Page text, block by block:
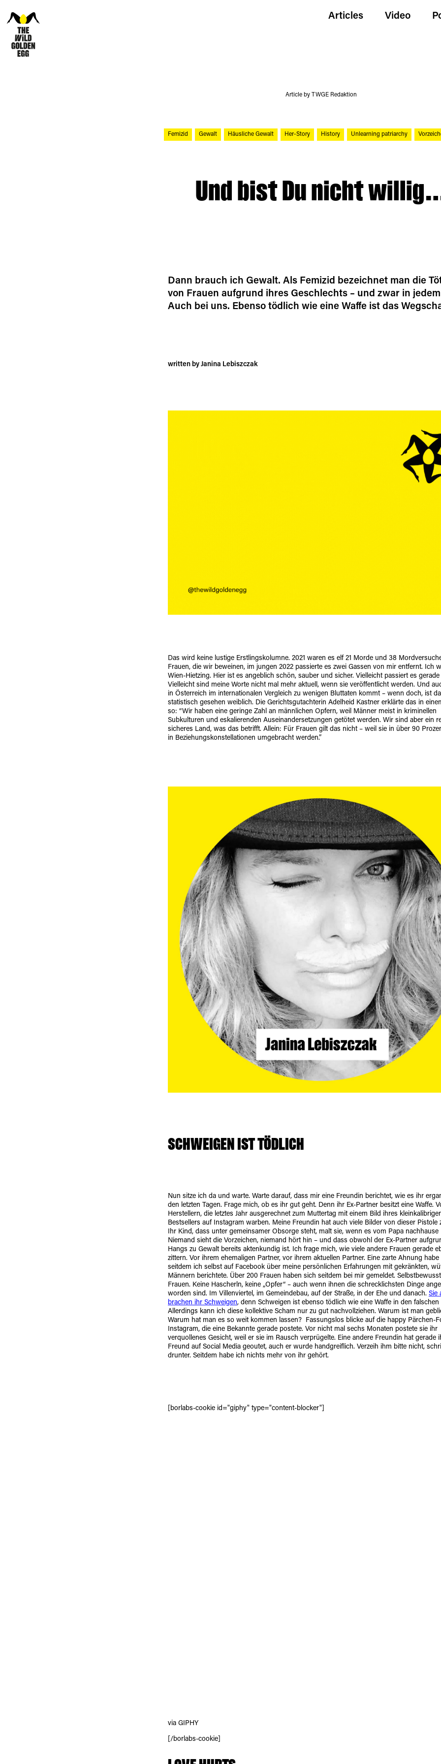
Articles Video
Article by TWGE Redaktion
Femizid Gewalt Häusliche Gewalt Her-Story History Unlearning patriarchy
Und bist Du nicht
Dann brauch ich Gewalt. Als Femizid bezeichnet man die
von Frauen aufgrund ihres Geschlechts – und zwar in
Auch bei uns. Ebenso tödlich wie eine Waffe ist das
written by Janina Lebiszczak
Das wird keine lustige Erstlingskolumne. 2021 waren es elf 21 Morde und 38
Frauen, die wir beweinen, im jungen 2022 passierte es zwei Gassen von mir entfernt. Ich
Wien-Hietzing. Hier ist es angeblich schön, sauber und sicher. Vielleicht passiert es gerade
Vielleicht sind meine Worte nicht mal mehr aktuell, wenn sie veröffentlicht werden. Und
in Österreich im internationalen Vergleich zu wenigen Bluttaten kommt – wenn doch, ist
statistisch gesehen weiblich. Die Gerichtsgutachterin Adelheid Kastner erklärte das in
so: “Wir haben eine geringe Zahl an männlichen Opfern, weil Männer meist in kriminellen
Subkulturen und eskalierenden Auseinandersetzungen getötet werden. Wir sind aber ein
sicheres Land, was das betrifft. Allein: Für Frauen gilt das nicht – weil sie in über 90
in Beziehungskonstellationen umgebracht werden.”
SCHWEIGEN IST TÖDLICH
Nun sitze ich da und warte. Warte darauf, dass mir eine Freundin berichtet, wie es ihr
den letzten Tagen. Frage mich, ob es ihr gut geht. Denn ihr Ex-Partner besitzt eine Waffe.
Herstellern, die letztes Jahr ausgerechnet zum Muttertag mit einem Bild ihres
Bestsellers auf Instagram warben. Meine Freundin hat auch viele Bilder von dieser Pistole
Ihr Kind, dass unter gemeinsamer Obsorge steht, malt sie, wenn es vom Papa nachhause
Niemand sieht die Vorzeichen, niemand hört hin – und dass obwohl der Ex-Partner
Hangs zu Gewalt bereits aktenkundig ist. Ich frage mich, wie viele andere Frauen gerade
zittern. Vor ihrem ehemaligen Partner, vor ihrem aktuellen Partner. Eine zarte Ahnung
seitdem ich selbst auf Facebook über meine persönlichen Erfahrungen mit gekränkten,
Männern berichtete. Über 200 Frauen haben sich seitdem bei mir gemeldet.
Frauen. Keine Hascherln, keine „Opfer“ – auch wenn ihnen die schrecklichsten Dinge
worden sind. Im Villenviertel, im Gemeindebau, auf der Straße, in der Ehe und danach. Sie
brachen ihr Schweigen, denn Schweigen ist ebenso tödlich wie eine Waffe in den falschen
Allerdings kann ich diese kollektive Scham nur zu gut nachvollziehen. Warum ist man
Warum hat man es so weit kommen lassen? Fassungslos blicke auf die happy Pärchen-
Instagram, die eine Bekannte gerade postete. Vor nicht mal sechs Monaten postete sie ihr
verquollenes Gesicht, weil er sie im Rausch verprügelte. Eine andere Freundin hat gerade
Freund auf Social Media geoutet, auch er wurde handgreiflich. Verzeih ihm bitte nicht,
drunter. Seitdem habe ich nichts mehr von ihr gehört.
[borlabs-cookie id="giphy" type="content-blocker"]
via GIPHY
[/borlabs-cookie]